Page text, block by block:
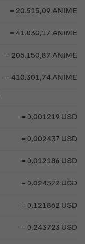
= 20.515,09 ANIME
= 41.030,17 ANIME
= 205.150,87 ANIME
= 410.301,74 ANIME
= 0,001219 USD
= 0,002437 USD
= 0,012186 USD
= 0,024372 USD
= 0,121862 USD
= 0,243723 USD